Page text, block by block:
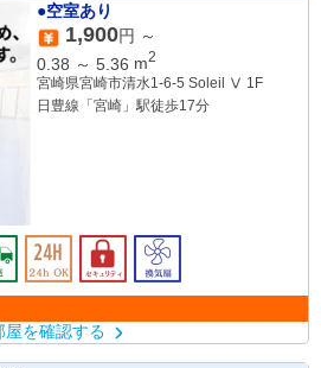
●空室あり
1,900円 ～
0.38 ～ 5.36 m2
宮崎県宮崎市清水1-6-5 Soleil Ⅴ 1F
日豊線「宮崎」駅徒歩17分
屋を確認する